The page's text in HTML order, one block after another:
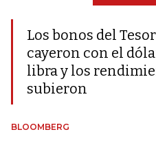
Los bonos del
cayeron con el
libra y los
subieron
BLOOMBERG